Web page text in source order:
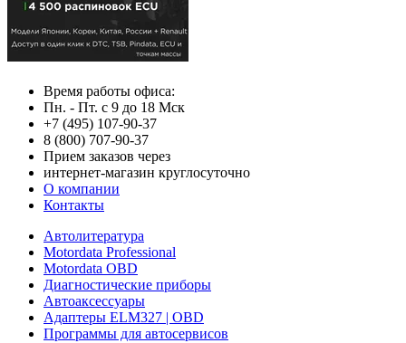
Время работы офиса:
Пн. - Пт. с 9 до 18 Мск
+7 (495) 107-90-37
8 (800) 707-90-37
Прием заказов через
интернет-магазин круглосуточно
О компании
Контакты
Автолитература
Motordata Professional
Motordata OBD
Диагностические приборы
Автоаксессуары
Адаптеры ELM327 | OBD
Программы для автосервисов